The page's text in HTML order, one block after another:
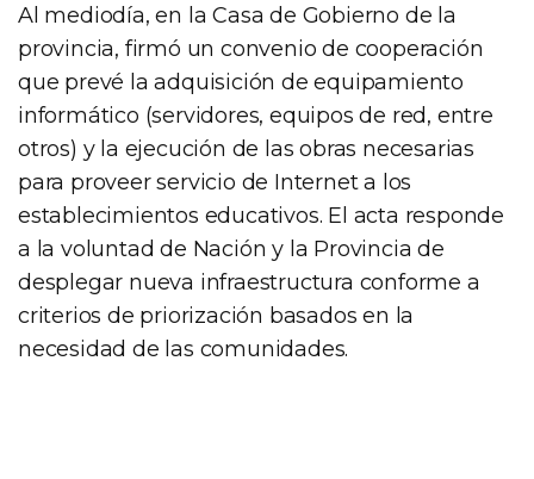
Al mediodía, en la Casa de Gobierno de la
provincia, firmó un convenio de cooperación
que prevé la adquisición de equipamiento
informático (servidores, equipos de red, entre
otros) y la ejecución de las obras necesarias
para proveer servicio de Internet a los
establecimientos educativos. El acta responde
a la voluntad de Nación y la Provincia de
desplegar nueva infraestructura conforme a
criterios de priorización basados en la
necesidad de las comunidades.